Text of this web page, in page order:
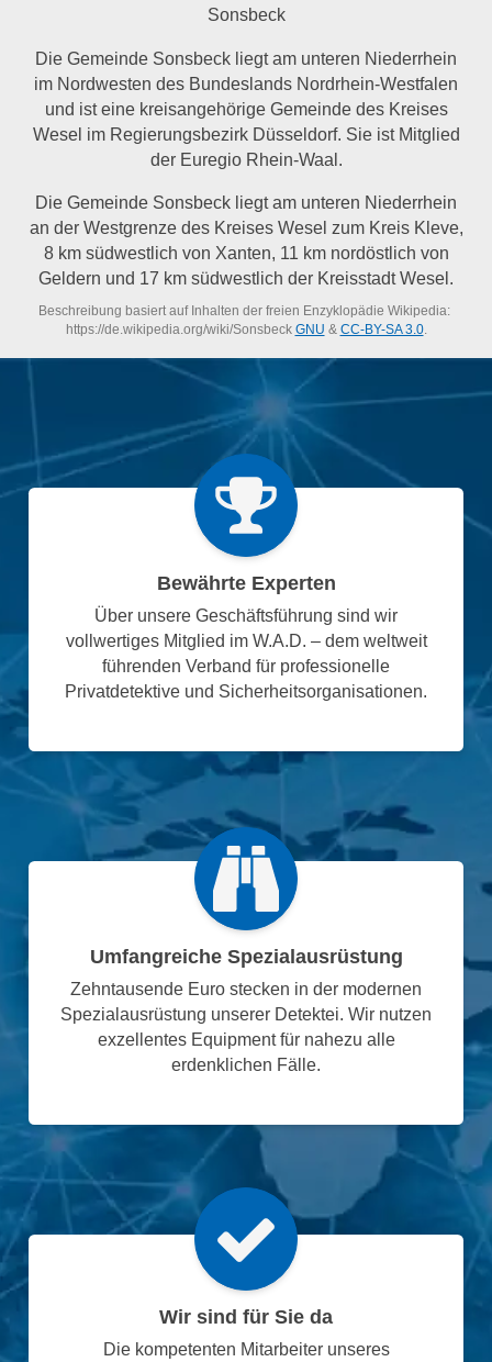
Sonsbeck
Die Gemeinde Sonsbeck liegt am unteren Niederrhein
im Nordwesten des Bundeslands Nordrhein-Westfalen
und ist eine kreisangehörige Gemeinde des Kreises
Wesel im Regierungsbezirk Düsseldorf. Sie ist Mitglied
der Euregio Rhein-Waal.
Die Gemeinde Sonsbeck liegt am unteren Niederrhein
an der Westgrenze des Kreises Wesel zum Kreis Kleve,
8 km südwestlich von Xanten, 11 km nordöstlich von
Geldern und 17 km südwestlich der Kreisstadt Wesel.
Beschreibung basiert auf Inhalten der freien Enzyklopädie Wikipedia:
https://de.wikipedia.org/wiki/Sonsbeck GNU & CC-BY-SA 3.0.
Bewährte Experten
Über unsere Geschäftsführung sind wir
vollwertiges Mitglied im W.A.D. – dem weltweit
führenden Verband für professionelle
Privatdetektive und Sicherheitsorganisationen.
Umfangreiche Spezialausrüstung
Zehntausende Euro stecken in der modernen
Spezialausrüstung unserer Detektei. Wir nutzen
exzellentes Equipment für nahezu alle
erdenklichen Fälle.
Wir sind für Sie da
Die kompetenten Mitarbeiter unseres